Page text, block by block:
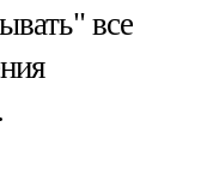
все